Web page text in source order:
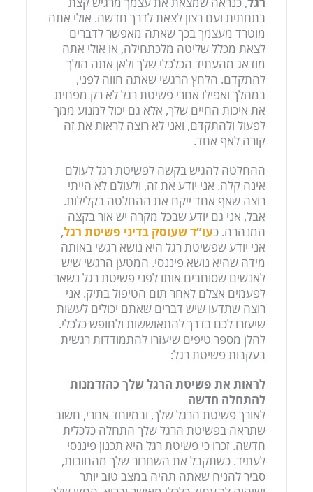
בתחתית ועם רצון לצאת לדרך חדשה. אולי אתה
מוטרד מעצמך בכך שאתה מאפשר לדברים
לצאת מכלל שליטה מלכתחילה, או אולי אתה
מודאג מהעתיד הכלכלי שלך ולאן אתה הולך
להתקדם. הלחץ הרגשי שאתה חווה לפני,
במהלך ואפילו אחרי פשיטת רגל לא רק מפחית
את איכות החיים שלך, אלא גם יכול למנוע ממך
לפעול ולהתקדם, ואני לא רוצה לראות את זה
קורה לאף אחד.
ההחלטה להגיש בקשה לפשיטת רגל לעולם
אינה קלה. אני יודע את זה, ולעולם לא הייתי
רוצה שאף אחד ייקח את ההחלטה בקלילות.
אבל, אני גם יודע שבכל מקרה יש אור בקצה
המנהרה. כעו”ד שעוסק בדיני פשיטת רגל,
אני יודע שפשיטת רגל היא נושא רגשי באותה
מידה שהיא נושא פיננסי. המטען הרגשי שיש
לאנשים שסוחבים אותו לפני פשיטת רגל נשאר
לפעמים אצלם לאחר תום הטיפול בתיק. אני
רוצה שתדעו שיש דברים שאתם יכולים לעשות
שיעזרו לכם בדרך להתאוששות ולחופש כלכלי.
להלן מספר טיפים שיעזרו להתמודדות רגשית
בעקבות פשיטת רגל:
לראות את פשיטת הרגל שלך כהזדמנות
להתחלה חדשה
לאורך פשיטת הרגל שלך, ובמיוחד אחרי, חשוב
שתראה בפשיטת הרגל שלך התחלה כלכלית
חדשה. זכרו כי פשיטת רגל היא תכנון פיננסי
לעתיד. כשתקבל את השחרור שלך מהחובות,
סביר להניח שאתה תהיה במצב טוב יותר